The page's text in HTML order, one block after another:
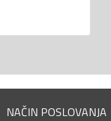
NAČIN POSLOVANJA